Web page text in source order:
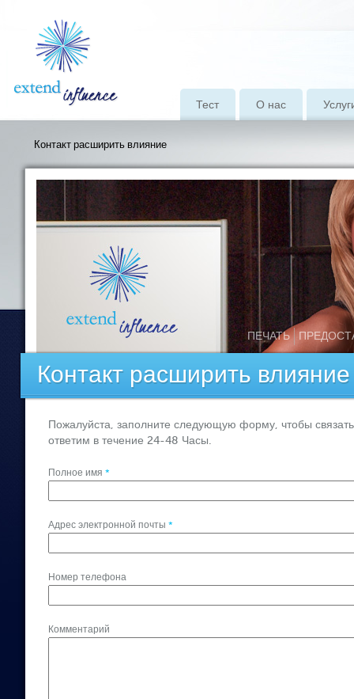
Тест О нас
Контакт расширить влияние
ПЕЧАТЬ
Контакт расширить влияние
Пожалуйста, заполните следующую форму, чтобы
ответим в течение 24-48 Часы.
Полное имя *
Адрес электронной почты *
Номер телефона
Комментарий